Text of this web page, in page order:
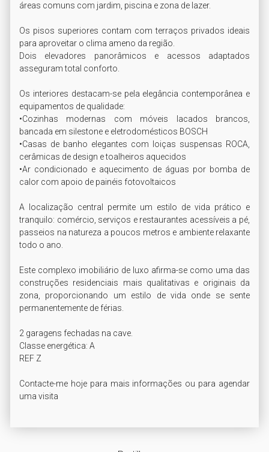
áreas comuns com jardim, piscina e zona de lazer.
Os pisos superiores contam com terraços privados ideais
para aproveitar o clima ameno da região.
Dois elevadores panorâmicos e acessos adaptados
asseguram total conforto.
Os interiores destacam-se pela elegância contemporânea e
equipamentos de qualidade:
•Cozinhas modernas com móveis lacados brancos,
bancada em silestone e eletrodomésticos BOSCH
•Casas de banho elegantes com loiças suspensas ROCA,
cerâmicas de design e toalheiros aquecidos
•Ar condicionado e aquecimento de águas por bomba de
calor com apoio de painéis fotovoltaicos
A localização central permite um estilo de vida prático e
tranquilo: comércio, serviços e restaurantes acessíveis a pé,
passeios na natureza a poucos metros e ambiente relaxante
todo o ano.
Este complexo imobiliário de luxo afirma-se como uma das
construções residenciais mais qualitativas e originais da
zona, proporcionando um estilo de vida onde se sente
permanentemente de férias.
2 garagens fechadas na cave.
Classe energética: A
REF Z
Contacte-me hoje para mais informações ou para agendar